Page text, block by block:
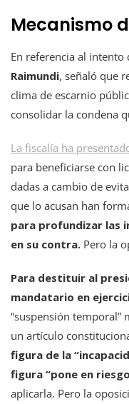
Mecanismo
En referencia al intento
Raimundi, señaló que
clima de escarnio
consolidar la condena
La fiscalía ha
para beneficiarse con
dadas a cambio de
que lo acusan han
para profundizar las
en su contra. Pero la
Para destituir al
mandatario en
“suspensión temporal”
un artículo
figura de la
figura “pone en
aplicarla. Pero la